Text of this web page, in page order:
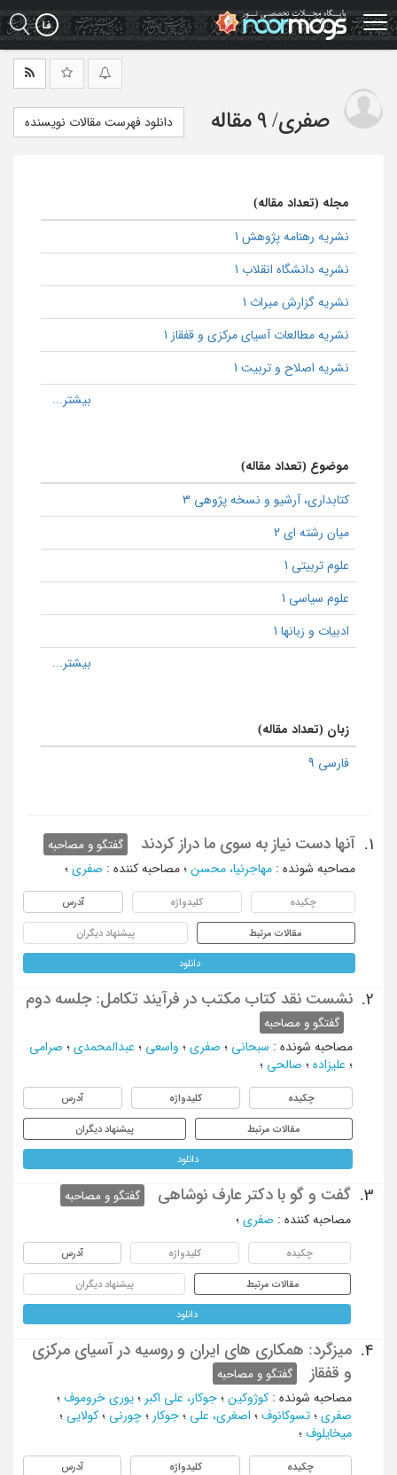
Skip
to
main
صفری/ 9 مقاله دانلود فهرست مقالات نویسنده
مجله (تعداد مقاله)
نشریه رهنامه پژوهش 1
نشریه دانشگاه انقلاب 1
نشریه گزارش میراث 1
نشریه مطالعات آسیای مرکزی و قفقاز 1
نشریه اصلاح و تربیت 1
موضوع (تعداد مقاله)
كتابداری، آرشیو و نسخه پژوهی 3
میان رشته ای 2
علوم تربیتی 1
علوم سیاسی 1
ادبیات و زبانها 1
زبان (تعداد مقاله)
فارسی 9
1. آنها دست نیاز به سوی ما دراز کردند
گفتگو و مصاحبه
مصاحبه شونده : مهاجرنیا، محسن ؛ مصاحبه کننده : صفری ؛
چکیده کلیدواژه آدرس
مقالات مرتبط پیشنهاد دیگران
دانلود
2. نشست نقد کتاب مکتب در فرآیند تکامل: جلسه دوم
گفتگو و مصاحبه
مصاحبه شونده : سبحانی ؛ صفری ؛ واسعی ؛ عبدالمحمدی ؛ صرامی
؛ علیزاده ؛ صالحی ؛
چکیده کلیدواژه آدرس
مقالات مرتبط پیشنهاد دیگران
دانلود
3. گفت و گو با دکتر عارف نوشاهی
گفتگو و مصاحبه
مصاحبه کننده : صفری ؛
چکیده کلیدواژه آدرس
مقالات مرتبط پیشنهاد دیگران
دانلود
4.
میزگرد: همکاری های ایران و روسیه در آسیای مرکزی
و قفقاز
گفتگو و مصاحبه
مصاحبه شونده : کوژوکین ؛ جوکار، علی اکبر ؛ یوری خروموف ؛
صفری ؛ تسوکانوف ؛ اصغری، علی ؛ جوکار ؛ چورنی ؛ کولایی ؛
میخایلوف ؛
چکیده کلیدواژه آدرس